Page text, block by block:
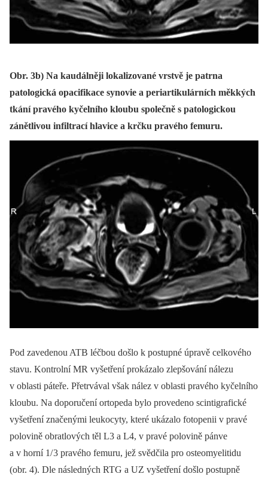
Obr. 3b) Na kaudálněji lokalizované vrstvě je patrna
patologická opacifikace synovie a periartikulárních měkkých
tkání pravého kyčelního kloubu společně s patologickou
zánětlivou infiltrací hlavice a krčku pravého femuru.
Pod zavedenou ATB léčbou došlo k postupné úpravě celkového
stavu. Kontrolní MR vyšetření prokázalo zlepšování nálezu
v oblasti páteře. Přetrvával však nález v oblasti pravého kyčelního
kloubu. Na doporučení ortopeda bylo provedeno scintigrafické
vyšetření značenými leukocyty, které ukázalo fotopenii v pravé
polovině obratlových těl L3 a L4, v pravé polovině pánve
a v horní 1/ 3 pravého femuru, jež svědčila pro osteomyelitidu
(obr. 4). Dle následných RTG a UZ vyšetření došlo postupně